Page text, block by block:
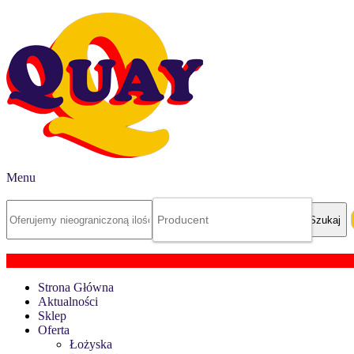
Menu
Strona Główna
Aktualności
Sklep
Oferta
Łożyska